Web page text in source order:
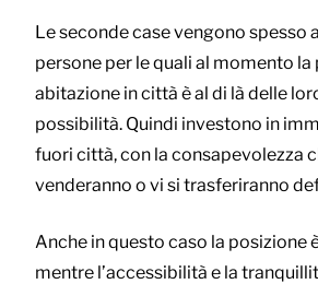
Le seconde case vengono spesso
persone per le quali al momento la
abitazione in città è al di là delle
possibilità. Quindi investono in
fuori città, con la consapevolezza
venderanno o vi si trasferiranno
Anche in questo caso la posizione
mentre l’accessibilità e la